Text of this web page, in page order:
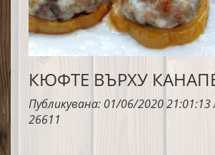
КЮФТЕ ВЪРХУ
Публикувана: 01/06/2020
26611